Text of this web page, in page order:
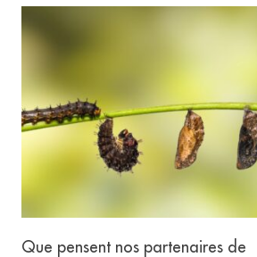
Que pensent nos partenaires de